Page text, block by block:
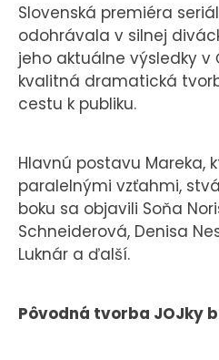
Slovenská premiéra
odohrávala v silnej
jeho aktuálne výsledky v
kvalitná dramatická
cestu k publiku.
Hlavnú postavu Mareka,
paralelnými vzťahmi,
boku sa objavili Soňa
Schneiderová, Denisa
Luknár a ďalší.
Pôvodná tvorba JOJky